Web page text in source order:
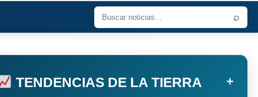
⌕
TENDENCIAS DE LA TIERRA +